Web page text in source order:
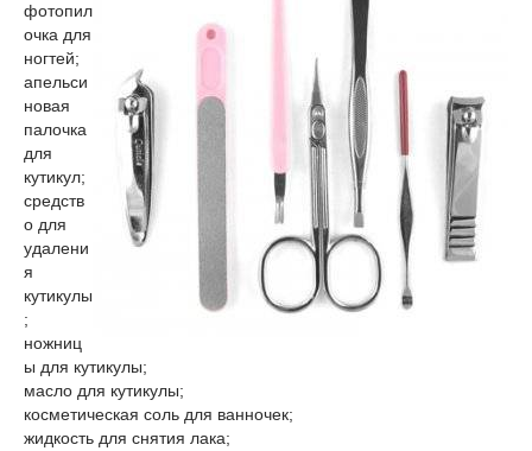
фотопил
очка для
ногтей;
апельси
новая
палочка
для
кутикул;
средств
о для
удалени
я
кутикулы
;
ножниц
ы для кутикулы;
масло для кутикулы;
косметическая соль для ванночек;
жидкость для снятия лака;